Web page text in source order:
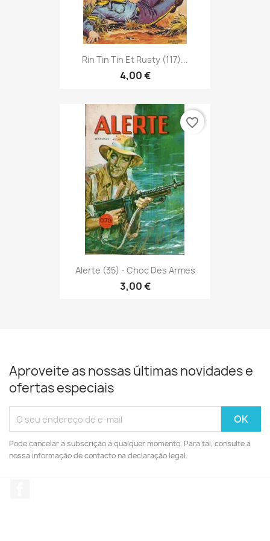
Rin Tin Tin Et Rusty (117)...
4,00 €
Alerte (35) - Choc Des Armes
3,00 €
favorite_border
Aproveite as nossas últimas novidades e
ofertas especiais
Pode cancelar a subscrição a qualquer momento. Para tal, consulte a
nossa informação de contacto na declaração legal.